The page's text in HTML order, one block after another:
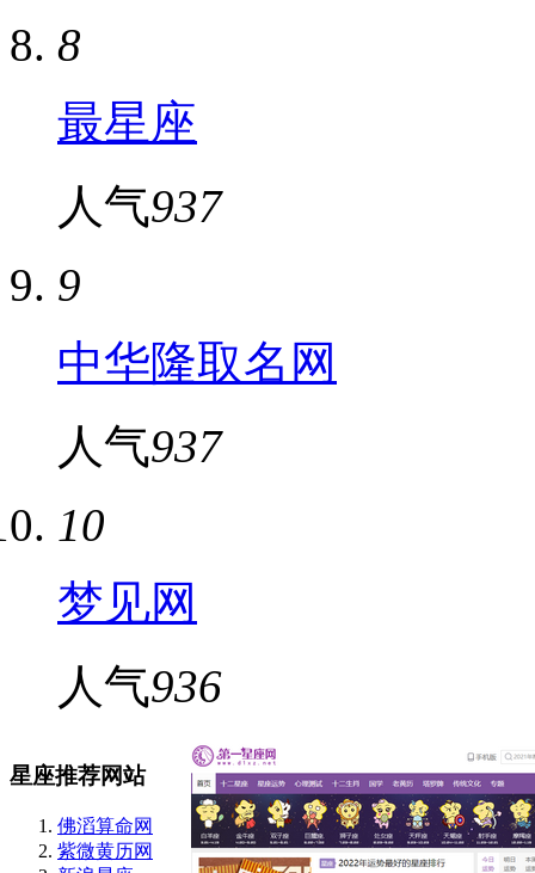
8
最星座
人气937
9
中华隆取名网
人气937
10
梦见网
人气936
星座推荐网站
佛滔算命网
紫微黄历网